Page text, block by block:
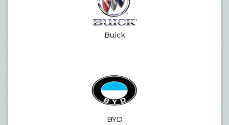
Buick
BYD